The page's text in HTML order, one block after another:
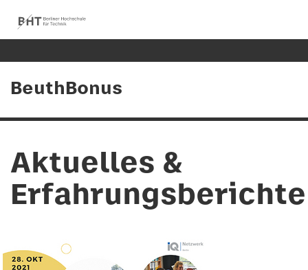
BeuthBonus
Aktuelles &
Erfahrungsberichte